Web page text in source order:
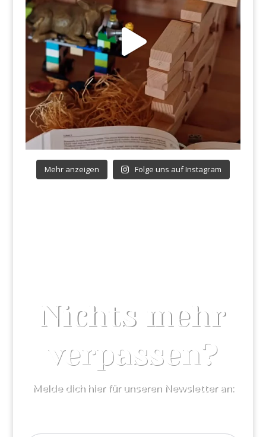
Mehr anzeigen Folge uns auf Instagram
Nichts mehr
verpassen?
Melde dich hier für unseren Newsletter an: